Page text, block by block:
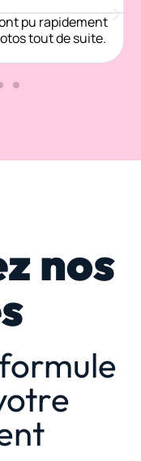
pu rapidement
tout de suite.
nos